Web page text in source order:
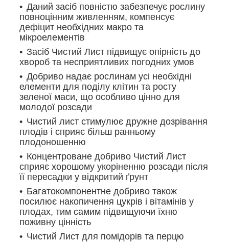
Даний засіб повністю забезпечує рослину
повноцінним живленням, компенсує
дефіцит необхідних макро та
мікроелементів
Засіб Чистий Лист підвищує опірність до
хвороб та несприятливих погодних умов
Добриво надає рослинам усі необхідні
елементи для поділу клітин та росту
зеленої маси, що особливо цінно для
молодої розсади
Чистий лист стимулює дружне дозрівання
плодів і сприяє більш ранньому
плодоношенню
Концентроване добриво Чистий Лист
сприяє хорошому укоріненню розсади після
її пересадки у відкритий ґрунт
Багатокомпонентне добриво також
посилює накопичення цукрів і вітамінів у
плодах, тим самим підвищуючи їхню
поживну цінність
Чистий Лист для помідорів та перцю